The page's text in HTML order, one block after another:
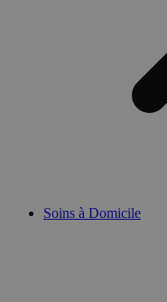
Soins à Domicile